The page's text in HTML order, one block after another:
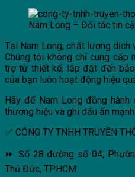
Nam Long – Đối tác tin
Tại Nam Long, chất lượng
Chúng tôi không chỉ cung
trợ từ thiết kế; lắp đặt đến
của bạn luôn hoạt động hiệu
Hãy để Nam Long đồng
thương hiệu và ghi dấu ấn
✅ CÔNG TY TNHH TRUYỀN
⏩ Số 28 đường số 04,
Thủ Đức, TP.HCM